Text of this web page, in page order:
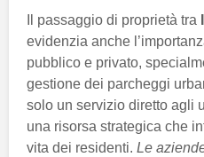
Il passaggio di proprietà tra
evidenzia anche
pubblico e privato,
gestione dei parcheggi
solo un servizio diretto agli
una risorsa strategica che
vita dei residenti. Le